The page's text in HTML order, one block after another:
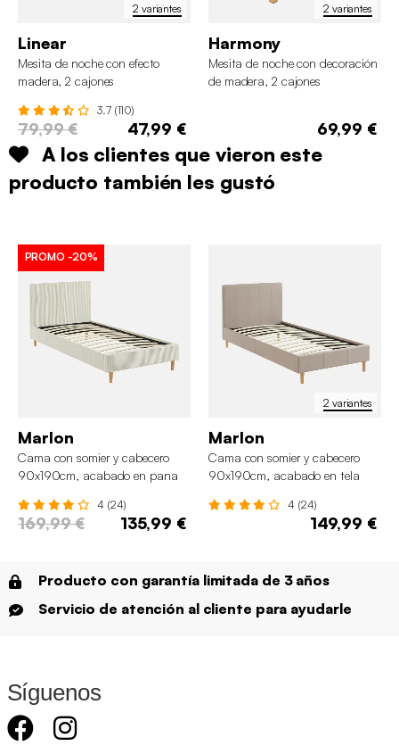
2 variantes
Linear
Mesita de noche con efecto
madera, 2 cajones
3.7 (110)
79,99 € 47,99 €
2 variantes
Harmony
Mesita de noche con decoración
de madera, 2 cajones
69,99 €
A los clientes que vieron este
producto también les gustó
PROMO -20%
Marlon
Cama con somier y cabecero
90x190cm, acabado en pana
4 (24)
169,99 € 135,99 €
2 variantes
Marlon
Cama con somier y cabecero
90x190cm, acabado en tela
4 (24)
149,99 €
Producto con garantía limitada de 3 años
Servicio de atención al cliente para ayudarle
Síguenos